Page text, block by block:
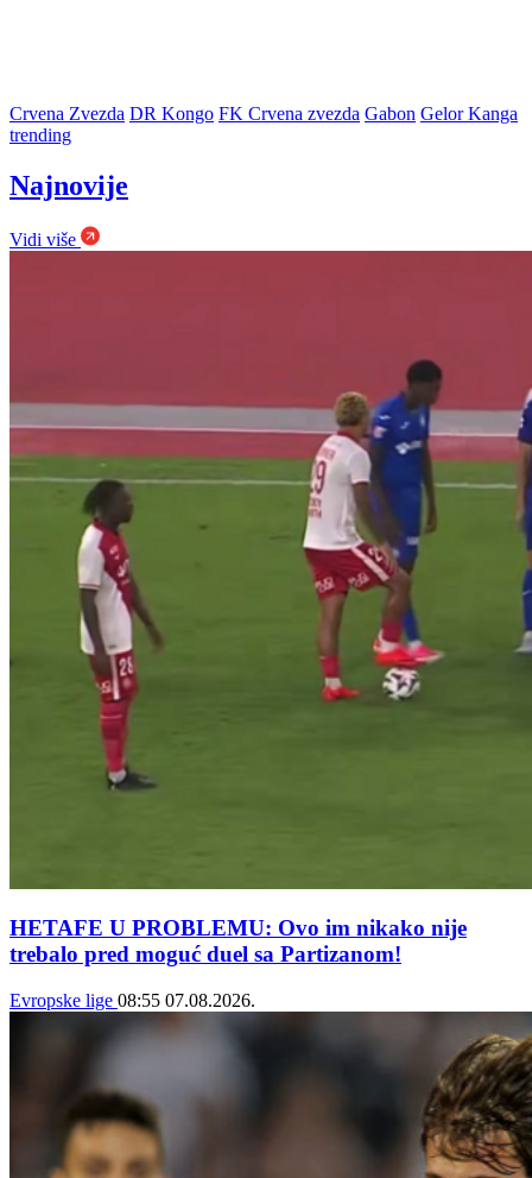
Crvena Zvezda DR Kongo FK Crvena zvezda Gabon Gelor Kanga
trending
Najnovije
Vidi više
HETAFE U PROBLEMU: Ovo im nikako nije
trebalo pred moguć duel sa Partizanom!
Evropske lige 08:55 07.08.2026.